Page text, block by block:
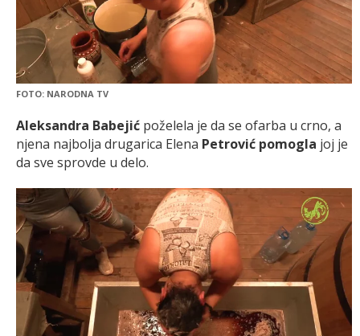
FOTO: NARODNA TV
Aleksandra Babejić poželela je da se ofarba u crno, a
njena najbolja drugarica Elena Petrović pomogla joj je
da sve sprovde u delo.